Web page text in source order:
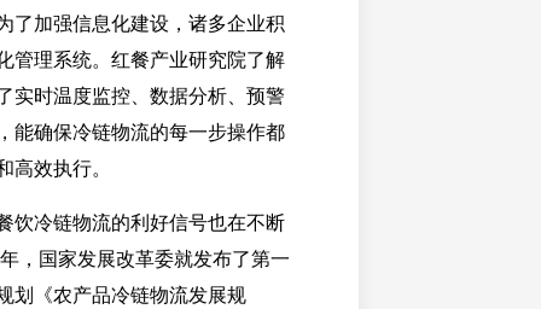
了加强信息化建设，诸多企业积
管理系统。红餐产业研究院了解
实时温度监控、数据分析、预警
能确保冷链物流的每一步操作都
高效执行。
饮冷链物流的利好信号也在不断
，国家发展改革委就发布了第一
划《农产品冷链物流发展规